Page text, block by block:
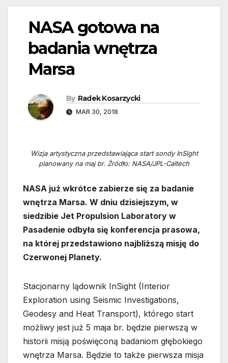
NASA gotowa na
badania wnętrza
Marsa
By Radek Kosarzycki
MAR 30, 2018
Wizja artystyczna przedstawiająca start sondy InSight
planowany na maj br. Źródło: NASA/JPL-Caltech
NASA już wkrótce zabierze się za badanie
wnętrza Marsa. W dniu dzisiejszym, w
siedzibie Jet Propulsion Laboratory w
Pasadenie odbyła się konferencja prasowa,
na której przedstawiono najbliższą misję do
Czerwonej Planety.
Stacjonarny lądownik InSight (Interior
Exploration using Seismic Investigations,
Geodesy and Heat Transport), którego start
możliwy jest już 5 maja br. będzie pierwszą w
historii misją poświęconą badaniom głębokiego
wnętrza Marsa. Będzie to także pierwsza misja